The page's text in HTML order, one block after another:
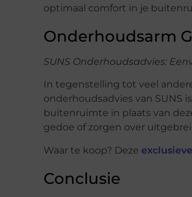
optimaal comfort in je
Onderhoudsarm
SUNS Onderhoudsadvies:
In tegenstelling tot veel
onderhoudsadvies van SUNS
buitenruimte in plaats van
gedoe of zorgen over
Waar te koop? Deze
Conclusie